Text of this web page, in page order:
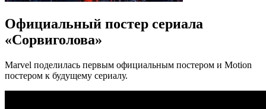
Официальный постер сериала
«Сорвиголова»
Marvel поделилась первым официальным постером и Motion
постером к будущему сериалу.